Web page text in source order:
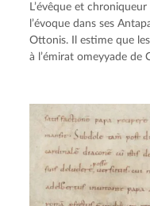
L’évêque et
l’évoque dans ses
Ottonis. Il estime que
à l’émirat omeyyade de